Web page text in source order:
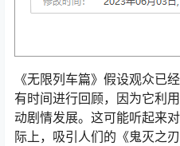
《无限列车篇》假设观众已
有时间进行回顾，因为它利
动剧情发展。这可能听起来
际上，吸引人们的《鬼灭之